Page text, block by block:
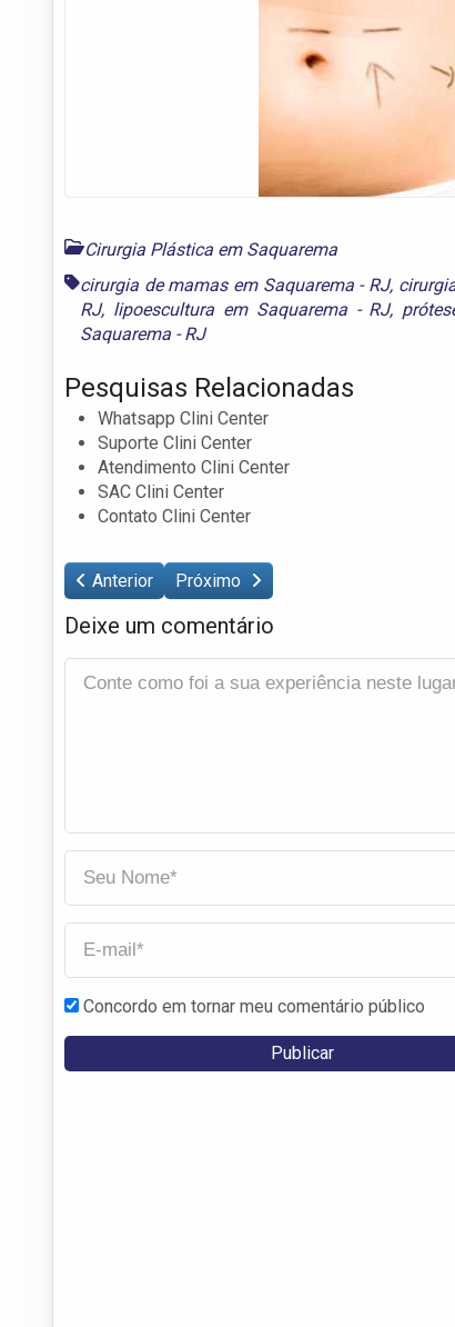
Cirurgia Plástica em Saquarema
cirurgia de mamas em Saquarema - RJ,
RJ, lipoescultura em Saquarema - RJ,
Saquarema - RJ
Pesquisas Relacionadas
Whatsapp Clini Center
Suporte Clini Center
Atendimento Clini Center
SAC Clini Center
Contato Clini Center
Anterior Próximo
Deixe um comentário
Concordo em tornar meu comentário público